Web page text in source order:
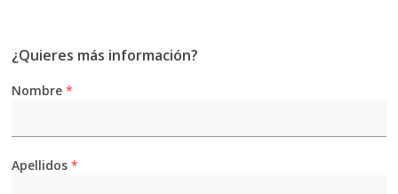
¿Quieres más información?
Nombre *
Apellidos *